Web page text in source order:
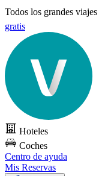
Todos los grandes viajes
gratis
Hoteles
Coches
Centro de ayuda
Mis Reservas